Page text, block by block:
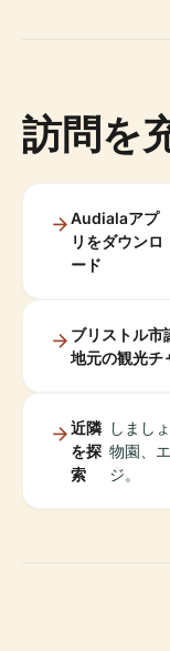
訪問を
Audialaアプ
リをダウンロ
ード
ブリストル市
地元の観光チ
近隣
を探
索
しまし
物園、
ジ。